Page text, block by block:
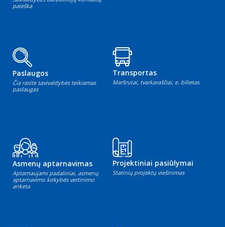
paieška
Paslaugos
Čia rasite savivaldybės teikiamas
paslaugas
Transportas
Maršrutai, tvarkaraščiai, e. bilietas
Asmenų aptarnavimas
Aptarnaujami padaliniai, asmenų
aptarnavimo kokybės vertinimo
anketa
Projektiniai pasiūlymai
Statinių projektų viešinimas